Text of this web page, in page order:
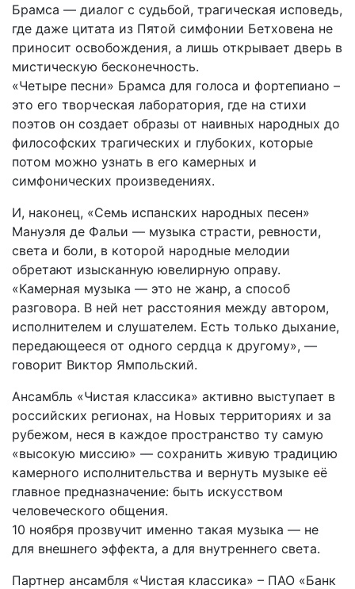
Брамса — диалог с судьбой, трагическая исповедь,
где даже цитата из Пятой симфонии Бетховена не
приносит освобождения, а лишь открывает дверь в
мистическую бесконечность.
«Четыре песни» Брамса для голоса и фортепиано –
это его творческая лаборатория, где на стихи
поэтов он создает образы от наивных народных до
философских трагических и глубоких, которые
потом можно узнать в его камерных и
симфонических произведениях.
И, наконец, «Семь испанских народных песен»
Мануэля де Фальи — музыка страсти, ревности,
света и боли, в которой народные мелодии
обретают изысканную ювелирную оправу.
«Камерная музыка — это не жанр, а способ
разговора. В ней нет расстояния между автором,
исполнителем и слушателем. Есть только дыхание,
передающееся от одного сердца к другому», —
говорит Виктор Ямпольский.
Ансамбль «Чистая классика» активно выступает в
российских регионах, на Новых территориях и за
рубежом, неся в каждое пространство ту самую
«высокую миссию» — сохранить живую традицию
камерного исполнительства и вернуть музыке её
главное предназначение: быть искусством
человеческого общения.
10 ноября прозвучит именно такая музыка — не
для внешнего эффекта, а для внутреннего света.
Партнер ансамбля «Чистая классика» – ПАО «Банк